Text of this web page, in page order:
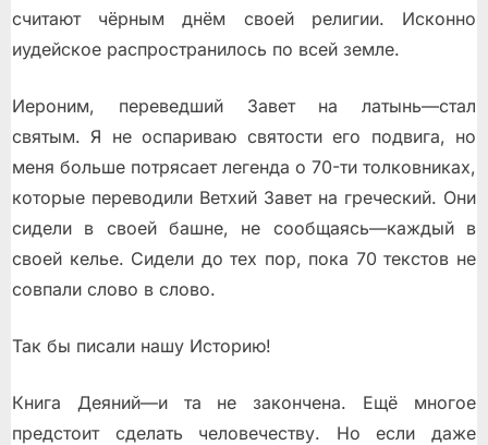
считают чёрным днём своей религии. Исконно
иудейское распространилось по всей земле.
Иероним, переведший Завет на латынь—стал
святым. Я не оспариваю святости его подвига, но
меня больше потрясает легенда о 70-ти толковниках,
которые переводили Ветхий Завет на греческий. Они
сидели в своей башне, не сообщаясь—каждый в
своей келье. Сидели до тех пор, пока 70 текстов не
совпали слово в слово.
Так бы писали нашу Историю!
Книга Деяний—и та не закончена. Ещё многое
предстоит сделать человечеству. Но если даже